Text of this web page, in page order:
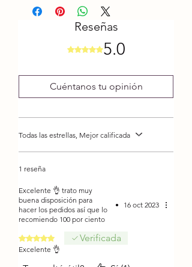
Antialérgico
Composición: 100% acrílico
Numero de hebras: 2
Metros en 100 gramos: 335
metros aproximadamente
WPI (vueltas por pulgadas): 19-22
Palillo recomendado: 2.25 a 3.25
Crochet recomendado: 2.25 a
3.25
Reseñas
Obtuvo 5 de 5 estrellas.
5.0
Cuéntanos tu opinión
Todas las estrellas, Mejor calificada
1 reseña
Excelente 👌 trato muy
buena disposición para
hacer los pedidos así que lo
recomiendo 100 por ciento
• 16 oct 2023
Obtuvo 5 de 5 estrellas.
Verificada
Excelente 👌